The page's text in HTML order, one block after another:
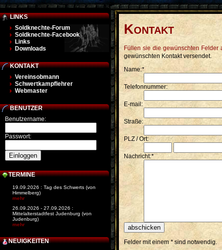
LINKS
Soldknechte-Forum
Soldknechte-Facebook
Links
Downloads
KONTAKT
Vereinsobmann
Schwertkampflehrer
Webmaster
BENUTZER
Benutzername:
Passwort:
TERMINE
19.09.2026 : Tag des Schwerts (von
Himmelberg)
mehr
26.09.2026 - 27.09.2026 :
Mittelalterstadtfest Judenburg (von
Judenburg)
mehr
NEUIGKEITEN
KONTAKT
Füllen sie die gewünschten Felder aus und klicken sie anschliessend auf "abschicken", es wird dann sofort eine Email an den
gewünschten Kontakt versendet.
Name:*
Telefonnummer:
E-mail:
Straße:
PLZ / Ort:
Nachricht:*
Felder mit einem* sind notwendig.